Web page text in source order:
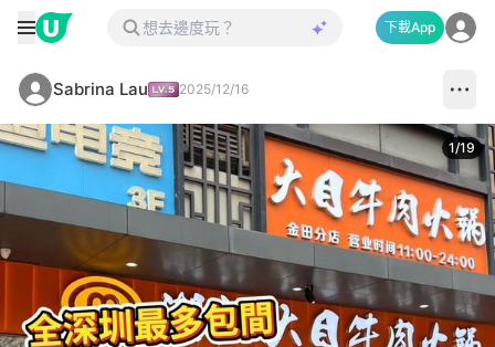
下載App
Sabrina Lau 2025/12/16
1/19